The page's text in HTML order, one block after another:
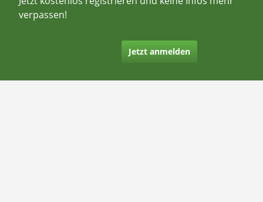
verpassen!
Jetzt anmelden